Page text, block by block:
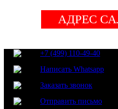
АДРЕС
+7 (499) 110-49-40
Написать Whatsapp
Заказать звонок
Отправить письмо